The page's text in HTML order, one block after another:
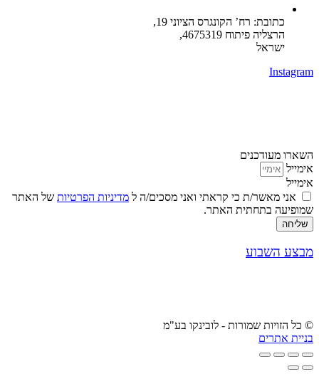
כתובת: רח’ הקונגרס הציוני 19,
הרצליה פיתוח 4675319,
ישראל
Instagram
השארו מעודכנים
אימייל
אימייל
אני מאשר/ת כי קראתי ואני מסכים/ה ל מדיניות הפרטיות של האתר
שמופיעה בתחתית האתר.
שליחה
מבצע השבוע
© כל הזויות שמורות - לובינקו בע"מ
בניית אתרים